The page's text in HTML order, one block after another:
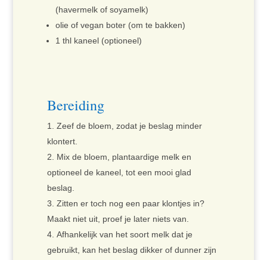
(havermelk of soyamelk)
olie of vegan boter (om te bakken)
1 thl kaneel (optioneel)
Bereiding
Zeef de bloem, zodat je beslag minder
klontert.
Mix de bloem, plantaardige melk en
optioneel de kaneel, tot een mooi glad
beslag.
Zitten er toch nog een paar klontjes in?
Maakt niet uit, proef je later niets van.
Afhankelijk van het soort melk dat je
gebruikt, kan het beslag dikker of dunner zijn